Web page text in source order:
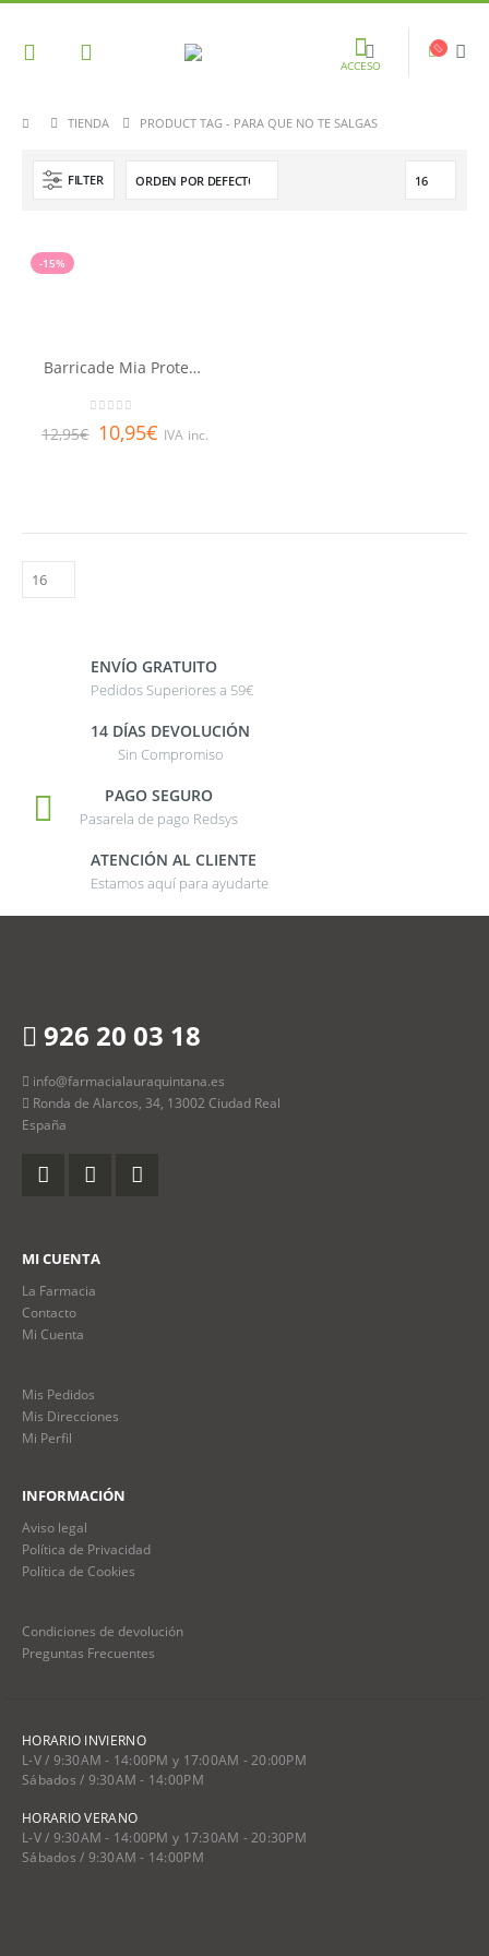
ACCESO
TIENDA PRODUCT TAG - PARA QUE NO TE SALGAS
FILTER
-15%
Barricade Mia Protector Delimitador para Manicura 11ml
12,95€ 10,95€ IVA inc.
ENVÍO GRATUITO
Pedidos Superiores a 59€
14 DÍAS DEVOLUCIÓN
Sin Compromiso
PAGO SEGURO
Pasarela de pago Redsys
ATENCIÓN AL CLIENTE
Estamos aquí para ayudarte
926 20 03 18
info@farmacialauraquintana.es
Ronda de Alarcos, 34, 13002 Ciudad Real
España
MI CUENTA
La Farmacia
Contacto
Mi Cuenta
Mis Pedidos
Mis Direcciones
Mi Perfil
INFORMACIÓN
Aviso legal
Política de Privacidad
Política de Cookies
Condiciones de devolución
Preguntas Frecuentes
HORARIO INVIERNO
L-V / 9:30AM - 14:00PM y 17:00AM - 20:00PM
Sábados / 9:30AM - 14:00PM
HORARIO VERANO
L-V / 9:30AM - 14:00PM y 17:30AM - 20:30PM
Sábados / 9:30AM - 14:00PM